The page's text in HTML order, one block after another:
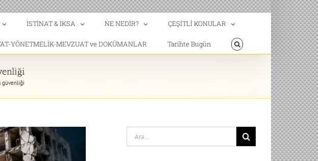
İSTİNAT & İKSA NE NEDİR? ÇEŞİTLİ KONULAR
YÖNETMELİK-MEVZUAT ve DOKÜMANLAR Tarihte Bugün
güvenliği
Search
for: